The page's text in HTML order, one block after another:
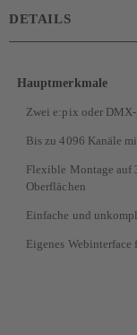
DETAILS
Hauptmerkmale
Zwei e:pix oder
Bis zu 4096 Kanäle
Flexible Montage auf
Oberflächen
Einfache und
Eigenes